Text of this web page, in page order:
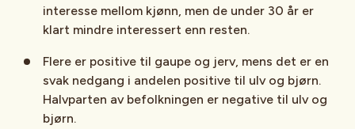
interesse mellom kjønn, men de under 30 år er
klart mindre interessert enn resten.
Flere er positive til gaupe og jerv, mens det er en
svak nedgang i andelen positive til ulv og bjørn.
Halvparten av befolkningen er negative til ulv og
bjørn.